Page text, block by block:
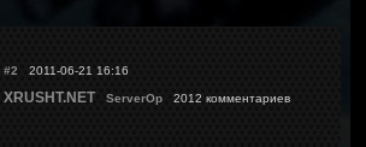
#2 2011-06-21 16:16
XRUSHT.NET ServerOp 2012 комментариев